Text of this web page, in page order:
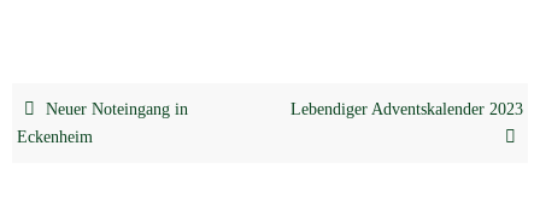
Neuer Noteingang in
Eckenheim
Lebendiger Adventskalender 2023